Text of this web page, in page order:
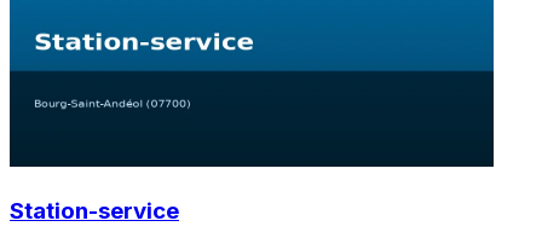
Station-service